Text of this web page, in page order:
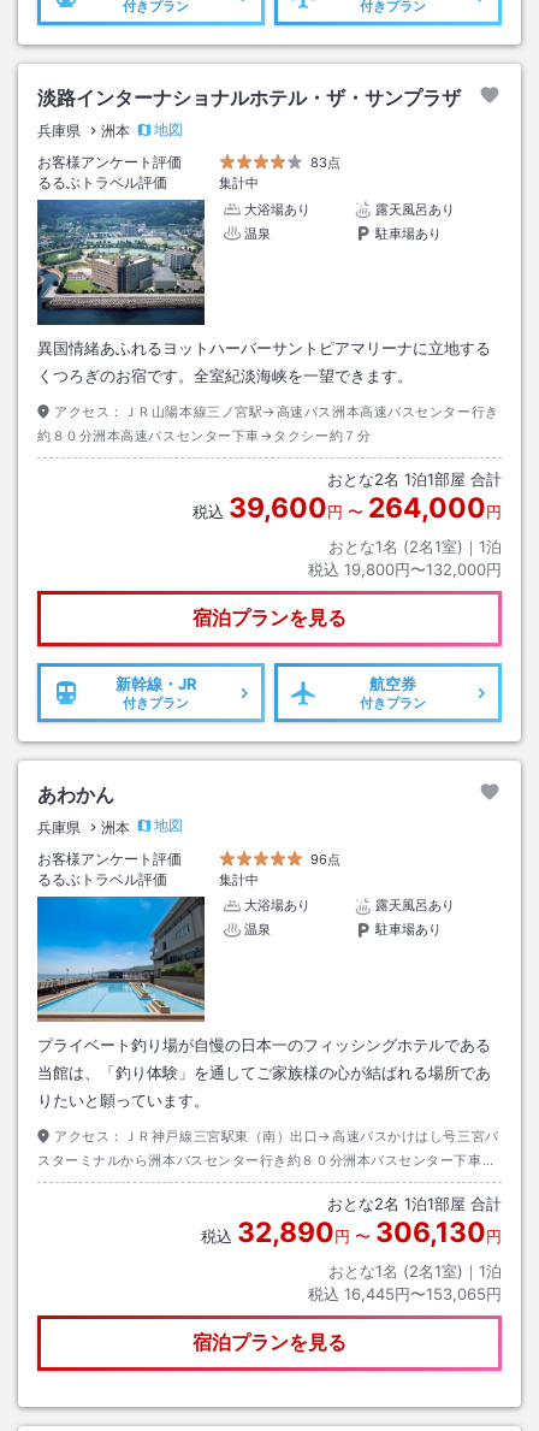
付きプラン 付きプラン
淡路インターナショナルホテル・ザ・サンプラザ
兵庫県 洲本
地図
お客様アンケート評価
83点
るるぶトラベル評価
集計中
大浴場あり
露天風呂あり
温泉
駐車場あり
異国情緒あふれるヨットハーバーサントピアマリーナに立地する
くつろぎのお宿です。全室紀淡海峡を一望できます。
アクセス：
ＪＲ山陽本線三ノ宮駅→高速バス洲本高速バスセンター行き
約８０分洲本高速バスセンター下車→タクシー約７分
おとな2名 1泊1部屋 合計
税込 39,600円 〜 264,000円
おとな1名 (2名1室)｜ 1泊
税込 19,800円〜132,000円
宿泊プランを見る
新幹線・JR
付きプラン
航空券
付きプラン
あわかん
兵庫県 洲本
地図
お客様アンケート評価
96点
るるぶトラベル評価
集計中
大浴場あり
露天風呂あり
温泉
駐車場あり
プライベート釣り場が自慢の日本一のフィッシングホテルである
当館は、「釣り体験」を通してご家族様の心が結ばれる場所であ
りたいと願っています。
アクセス：
ＪＲ神戸線三宮駅東（南）出口→高速バスかけはし号三宮バ
スターミナルから洲本バスセンター行き約８０分洲本バスセンター下車→
徒歩約３０分またはタクシー約５分
おとな2名 1泊1部屋 合計
税込 32,890円 〜 306,130円
おとな1名 (2名1室)｜ 1泊
税込 16,445円〜153,065円
宿泊プランを見る